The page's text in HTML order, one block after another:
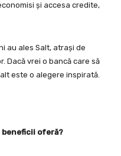
și accesa credite,
au ales Salt, atrași de
Dacă vrei o bancă care să
este o alegere inspirată.
beneficii oferă?